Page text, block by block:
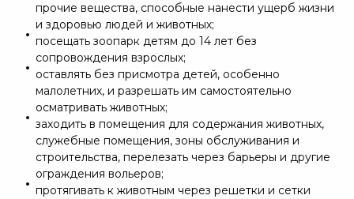
прочие вещества, способные нанести ущерб жизни
и здоровью людей и животных;
посещать зоопарк детям до 14 лет без
сопровождения взрослых;
оставлять без присмотра детей, особенно
малолетних, и разрешать им самостоятельно
осматривать животных;
заходить в помещения для содержания животных,
служебные помещения, зоны обслуживания и
строительства, перелезать через барьеры и другие
ограждения вольеров;
протягивать к животным через решетки и сетки